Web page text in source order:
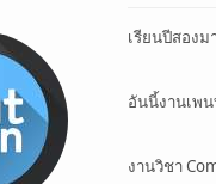
เรียนปีสองม
อันนี้งานเพ
งานวิชา